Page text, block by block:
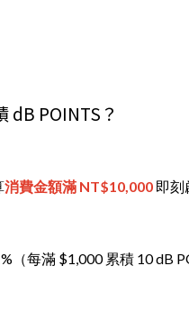
dB POINTS？
消費金額滿 NT$10,000 即刻
（每滿 $1,000 累積 10 dB